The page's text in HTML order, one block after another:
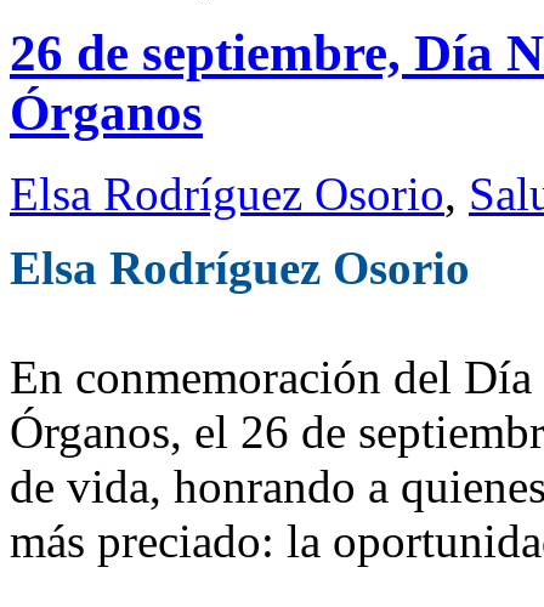
26 de septiembre, Día
Órganos
Elsa Rodríguez Osorio,
Elsa Rodríguez Osorio
En conmemoración del
Órganos, el 26 de
de vida, honrando a
más preciado: la